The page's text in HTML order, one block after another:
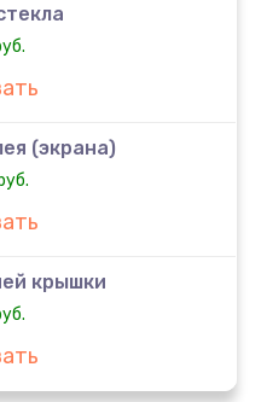
(экрана)
крышки